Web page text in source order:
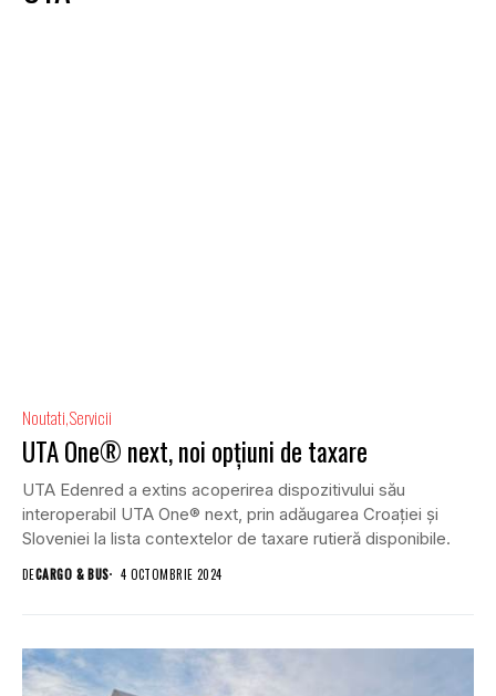
Noutati Servicii
UTA One® next, noi opțiuni de taxare
UTA Edenred a extins acoperirea dispozitivului său
interoperabil UTA One® next, prin adăugarea Croației și
Sloveniei la lista contextelor de taxare rutieră disponibile.
DECARGO & BUS 4 OCTOMBRIE 2024